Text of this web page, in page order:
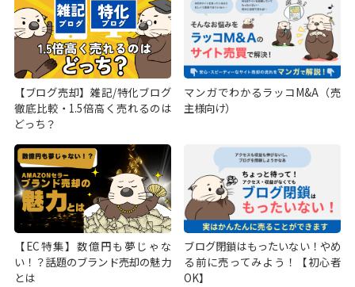
【ブログ売却】雑記/特化ブログ
徹底比較・1.5倍高く売れるのは
どっち？
マンガでわかるラッコM&A（売
主様向け）
【EC特集】数億円も夢じゃな
い！？話題のブランド売却の魅力
とは
ブログ閉鎖はもったいない！やめ
る前に売ってみよう！【初心者
OK】